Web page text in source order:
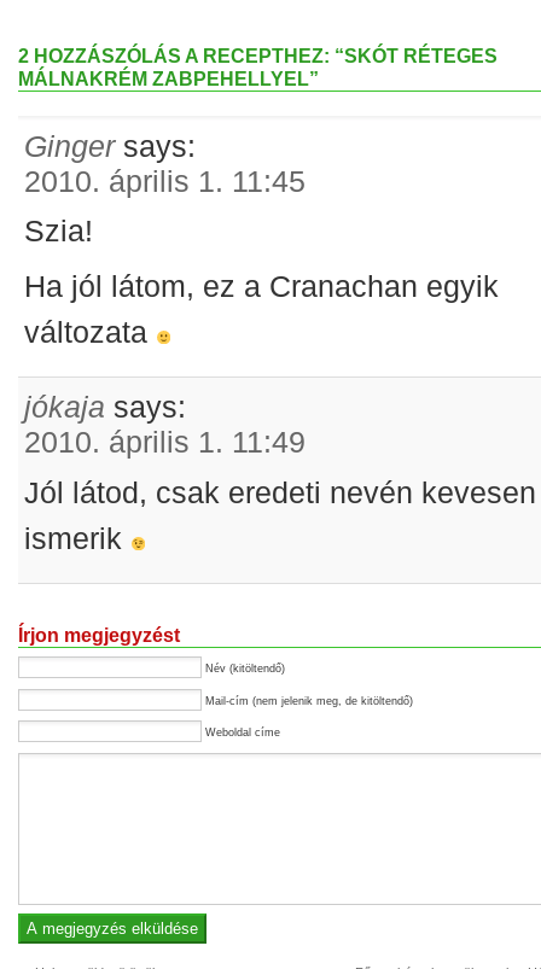
2 HOZZÁSZÓLÁS A RECEPTHEZ: “SKÓT RÉTEGES
MÁLNAKRÉM ZABPEHELLYEL”
Ginger says:
2010. április 1. 11:45
Szia!
Ha jól látom, ez a Cranachan egyik
változata
jókaja says:
2010. április 1. 11:49
Jól látod, csak eredeti nevén kevesen
ismerik
Írjon megjegyzést
Név (kitöltendő)
Mail-cím (nem jelenik meg, de kitöltendő)
Weboldal címe